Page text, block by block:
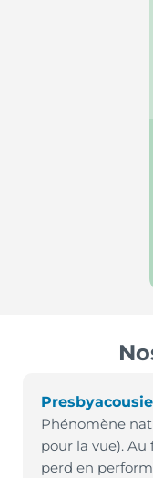
Presbyacousie
Phénomène
pour la vue).
perd en